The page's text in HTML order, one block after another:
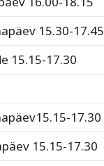
15.30-17.45
15.15-17.30
17.30
15.15-17.30